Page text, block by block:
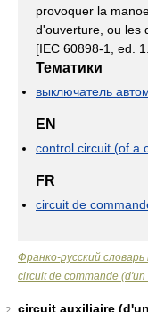
provoquer la
d'ouverture, ou les
[IEC 60898-1, ed.
Тематики
выключатель
EN
control circuit (of a
FR
circuit de
Франко-русский
circuit de commande
circuit auxiliaire